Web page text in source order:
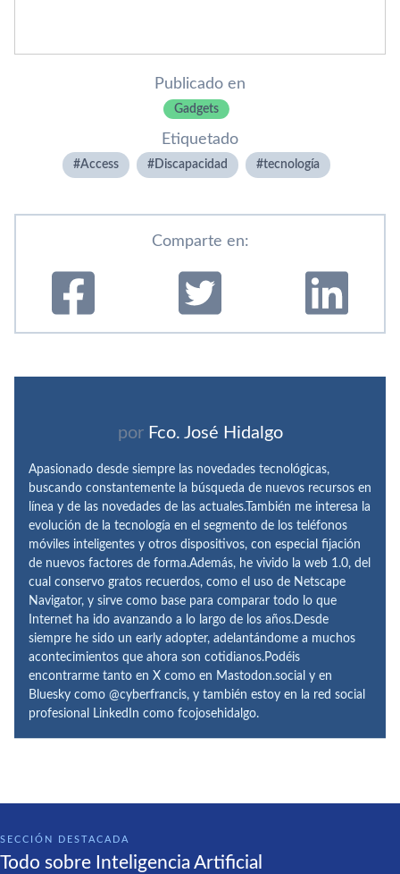
Publicado en
Gadgets
Etiquetado
Access Discapacidad tecnologí­a
Comparte en:
por Fco. José Hidalgo
Apasionado desde siempre las novedades tecnológicas,
buscando constantemente la búsqueda de nuevos recursos en
línea y de las novedades de las actuales.También me interesa la
evolución de la tecnología en el segmento de los teléfonos
móviles inteligentes y otros dispositivos, con especial fijación
de nuevos factores de forma.Además, he vivido la web 1.0, del
cual conservo gratos recuerdos, como el uso de Netscape
Navigator, y sirve como base para comparar todo lo que
Internet ha ido avanzando a lo largo de los años.Desde
siempre he sido un early adopter, adelantándome a muchos
acontecimientos que ahora son cotidianos.Podéis
encontrarme tanto en X como en Mastodon.social y en
Bluesky como @cyberfrancis, y también estoy en la red social
profesional LinkedIn como fcojosehidalgo.
SECCIÓN DESTACADA
Todo sobre Inteligencia Artificial